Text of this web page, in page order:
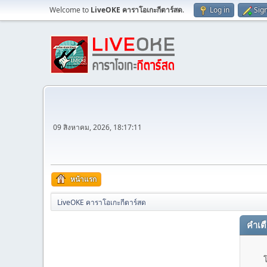
Welcome to LiveOKE คาราโอเกะกีตาร์สด. Log in
09 สิงหาคม, 2026, 18:17:11
หน้าแรก
LiveOKE คาราโอเกะกีตาร์สด
คำเ